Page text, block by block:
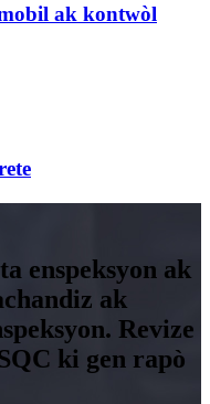
ak kontwòl
enspeksyon ak
ak
Revize
ki gen rapò